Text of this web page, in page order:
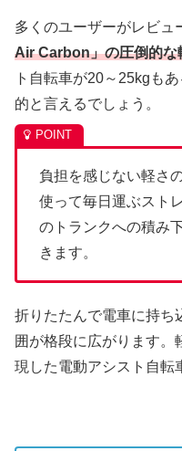
多くのユーザーがレビュ
Air Carbon」の圧倒的な
ト自転車が20～25kgも
的と言えるでしょう。
負担を感じない軽さ
使って毎日運ぶスト
のトランクへの積み
きます。
折りたたんで電車に持ち
囲が格段に広がります。
現した電動アシスト自転